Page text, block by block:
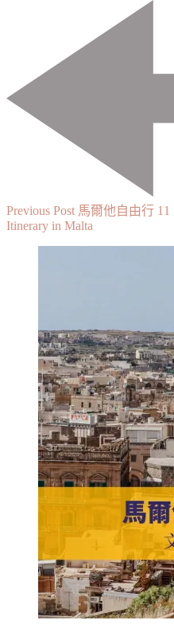
Navigation
Previous Post 馬爾他自由行 11
Itinerary in Malta